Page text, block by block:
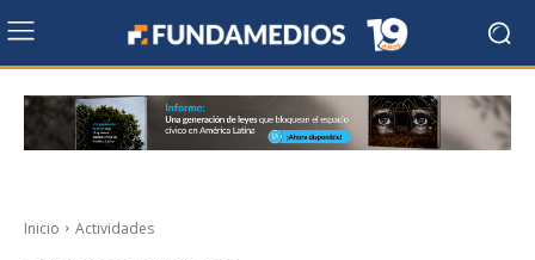
Inicio Actividades